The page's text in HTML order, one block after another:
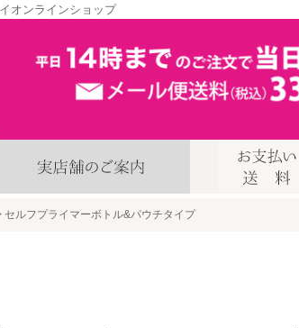
オンラインショップ
セルフプライマーボトル&パウチタイプ